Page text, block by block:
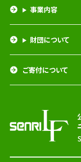
事業内容
財団について
ご寄付について